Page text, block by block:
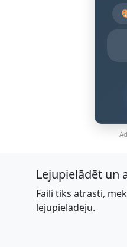
Lejupielādēt un
Faili tiks atrasti,
lejupielādēju.